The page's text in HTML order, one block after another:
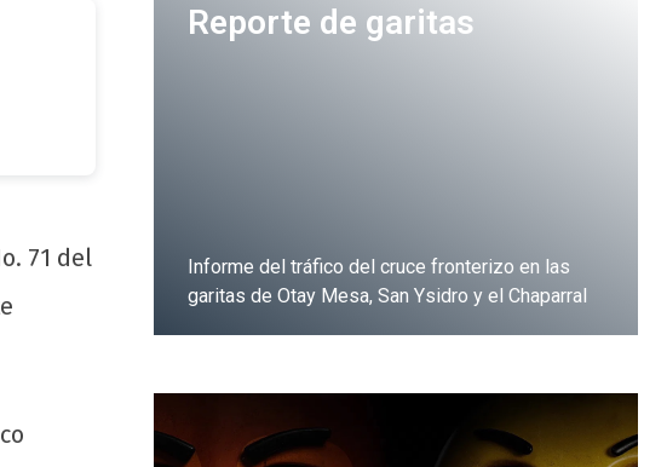
71 del
Reporte de garitas
Informe del tráfico del cruce fronterizo en las
garitas de Otay Mesa, San Ysidro y el Chaparral
Dale clic